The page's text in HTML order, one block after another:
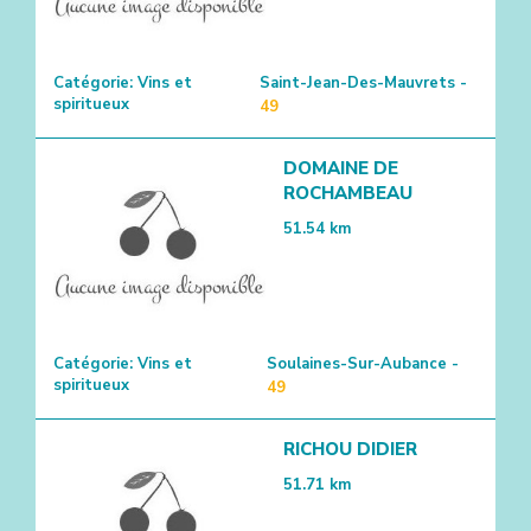
Catégorie: Vins et
spiritueux
Saint-Jean-Des-Mauvrets -
49
DOMAINE DE
ROCHAMBEAU
51.54 km
Catégorie: Vins et
spiritueux
Soulaines-Sur-Aubance -
49
RICHOU DIDIER
51.71 km